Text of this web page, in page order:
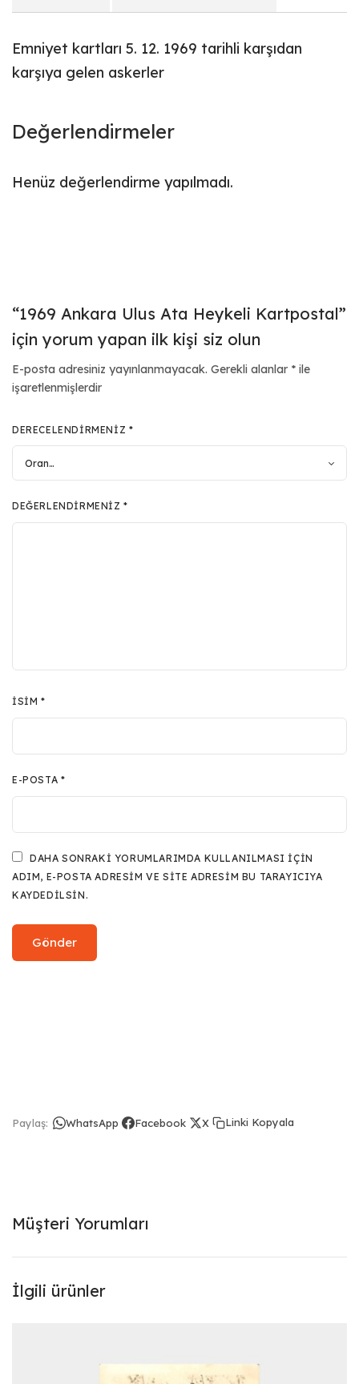
Emniyet kartları 5. 12. 1969 tarihli karşıdan
karşıya gelen askerler
Değerlendirmeler
Henüz değerlendirme yapılmadı.
“1969 Ankara Ulus Ata Heykeli Kartpostal”
için yorum yapan ilk kişi siz olun
E-posta adresiniz yayınlanmayacak. Gerekli alanlar * ile
işaretlenmişlerdir
DERECELENDIRMENIZ *
DEĞERLENDIRMENIZ*
İSIM*
E-POSTA *
DAHA SONRAKI YORUMLARIMDA KULLANILMASI IÇIN
ADIM, E-POSTA ADRESIM VE SITE ADRESIM BU TARAYICIYA
KAYDEDILSIN.
Paylaş: WhatsApp Facebook X Linki Kopyala
Müşteri Yorumları
İlgili ürünler